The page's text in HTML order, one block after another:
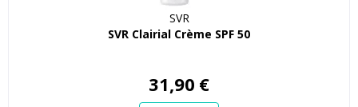
SVR
SVR Clairial Crème SPF 50
31,90 €